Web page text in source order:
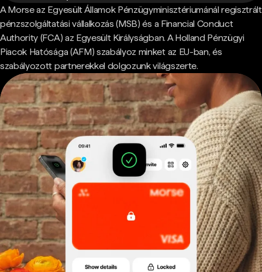
A Morse az Egyesült Államok Pénzügyminisztériumánál regisztrált
pénzszolgáltatási vállalkozás (MSB) és a Financial Conduct
Authority (FCA) az Egyesült Királyságban. A Holland Pénzügyi
Piacok Hatósága (AFM) szabályoz minket az EU-ban, és
szabályozott partnerekkel dolgozunk világszerte.